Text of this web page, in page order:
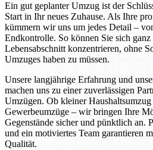
Ein gut geplanter Umzug ist der
Start in Ihr neues Zuhause. Als Ihre
kümmern wir uns um jedes Detail –
Endkontrolle. So können Sie sich ganz
Lebensabschnitt konzentrieren, ohne
Umzuges haben zu müssen.
Unsere langjährige Erfahrung und
machen uns zu einer zuverlässigen
Umzügen. Ob kleiner
Gewerbeumzüge – wir bringen Ihre
Gegenstände sicher und pünktlich an.
und ein motiviertes Team garantieren
Qualität.